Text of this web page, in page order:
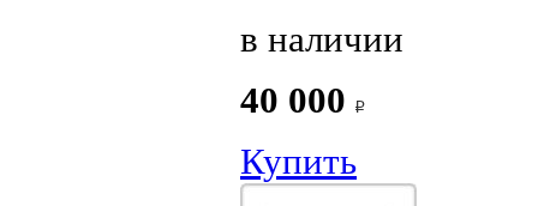
в наличии
40 000
Купить